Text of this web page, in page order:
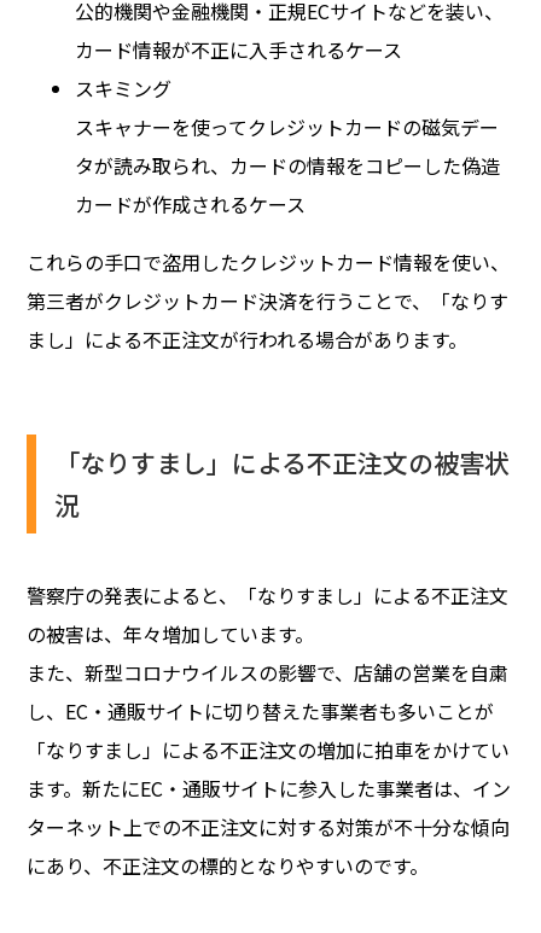
公的機関や金融機関・正規ECサイトなどを装い、
カード情報が不正に入手されるケース
スキミング
スキャナーを使ってクレジットカードの磁気デー
タが読み取られ、カードの情報をコピーした偽造
カードが作成されるケース
これらの手口で盗用したクレジットカード情報を使い、
第三者がクレジットカード決済を行うことで、「なりす
まし」による不正注文が行われる場合があります。
「なりすまし」による不正注文の被害状
況
警察庁の発表によると、「なりすまし」による不正注文
の被害は、年々増加しています。
また、新型コロナウイルスの影響で、店舗の営業を自粛
し、EC・通販サイトに切り替えた事業者も多いことが
「なりすまし」による不正注文の増加に拍車をかけてい
ます。新たにEC・通販サイトに参入した事業者は、イン
ターネット上での不正注文に対する対策が不十分な傾向
にあり、不正注文の標的となりやすいのです。